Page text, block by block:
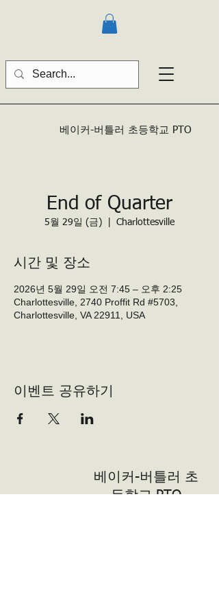
베이커-버틀러 초등학교 PTO
End of Quarter
5월 29일 (금) Charlottesville
시간 및 장소
2026년 5월 29일 오전 7:45 – 오후 2:25
Charlottesville, 2740 Proffit Rd #5703,
Charlottesville, VA 22911, USA
이벤트 공유하기
베이커-버틀러 초
등학교 PTO